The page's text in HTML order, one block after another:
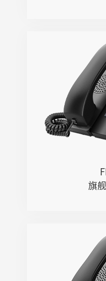
旗
● 10
● 内
● 双USB 2.0
● 基
● 支持多
● 双千